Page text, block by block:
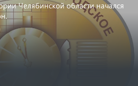
Челябинской области начался